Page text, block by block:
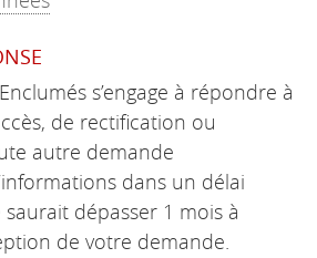
s’engage à répondre à
de rectification ou
autre demande
dans un délai
dépasser 1 mois à
de votre demande.